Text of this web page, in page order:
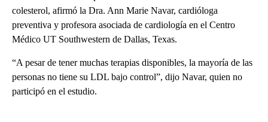
colesterol, afirmó la Dra. Ann Marie Navar, cardióloga
preventiva y profesora asociada de cardiología en el Centro
Médico UT Southwestern de Dallas, Texas.
“A pesar de tener muchas terapias disponibles, la mayoría de las
personas no tiene su LDL bajo control”, dijo Navar, quien no
participó en el estudio.